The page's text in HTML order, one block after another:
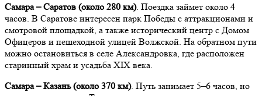
Самара – Саратов (около 280 км). Поездка займет около 4
часов. В Саратове интересен парк Победы с аттракционами и
смотровой площадкой, а также исторический центр с Домом
Офицеров и пешеходной улицей Волжской. На обратном пути
можно остановиться в селе Александровка, где расположен
старинный храм и усадьба XIX века.
Самара – Казань (около 370 км). Путь занимает 5–6 часов, но